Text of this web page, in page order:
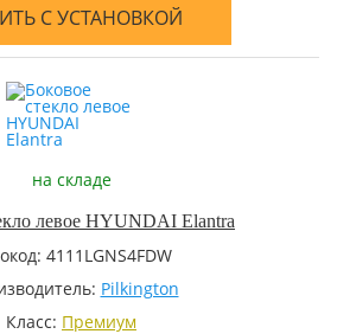
С УСТАНОВКОЙ
на складе
левое HYUNDAI Elantra
4111LGNS4FDW
Pilkington
Класс: Премиум